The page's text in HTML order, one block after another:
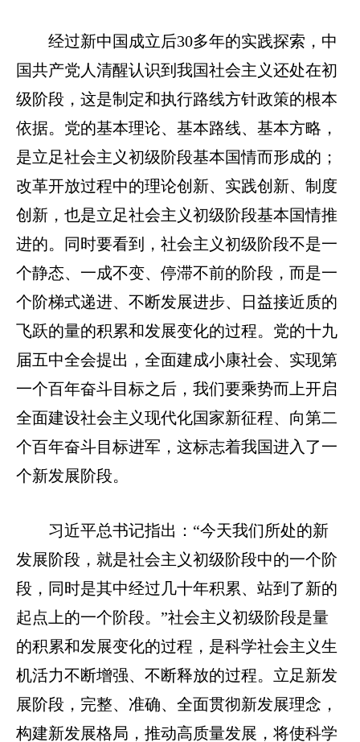
经过新中国成立后30多年的实践探索，中
国共产党人清醒认识到我国社会主义还处在初
级阶段，这是制定和执行路线方针政策的根本
依据。党的基本理论、基本路线、基本方略，
是立足社会主义初级阶段基本国情而形成的；
改革开放过程中的理论创新、实践创新、制度
创新，也是立足社会主义初级阶段基本国情推
进的。同时要看到，社会主义初级阶段不是一
个静态、一成不变、停滞不前的阶段，而是一
个阶梯式递进、不断发展进步、日益接近质的
飞跃的量的积累和发展变化的过程。党的十九
届五中全会提出，全面建成小康社会、实现第
一个百年奋斗目标之后，我们要乘势而上开启
全面建设社会主义现代化国家新征程、向第二
个百年奋斗目标进军，这标志着我国进入了一
个新发展阶段。
习近平总书记指出：“今天我们所处的新
发展阶段，就是社会主义初级阶段中的一个阶
段，同时是其中经过几十年积累、站到了新的
起点上的一个阶段。”社会主义初级阶段是量
的积累和发展变化的过程，是科学社会主义生
机活力不断增强、不断释放的过程。立足新发
展阶段，完整、准确、全面贯彻新发展理念，
构建新发展格局，推动高质量发展，将使科学